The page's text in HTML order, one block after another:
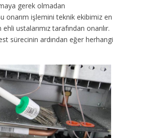
gerek olmadan
onarım işlemini teknik ekibimiz en
ustalarımız tarafından onarılır.
sürecinin ardından eğer herhangi